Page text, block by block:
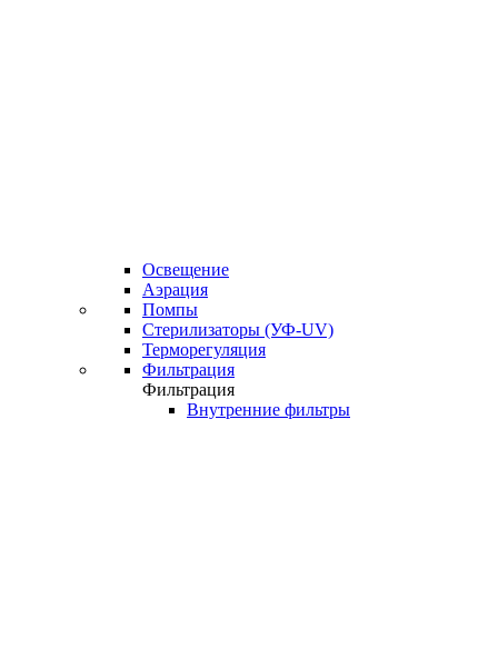
Освещение
Аэрация
Помпы
Стерилизаторы (УФ-UV)
Терморегуляция
Фильтрация
Фильтрация
Внутренние фильтры